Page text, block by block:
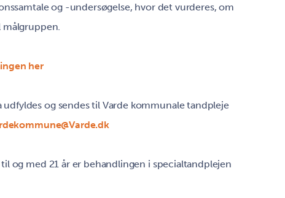
og -undersøgelse, hvor det vurderes, om
her
udfyldes og sendes til Varde kommunale tandpleje
og med 21 år er behandlingen i specialtandplejen